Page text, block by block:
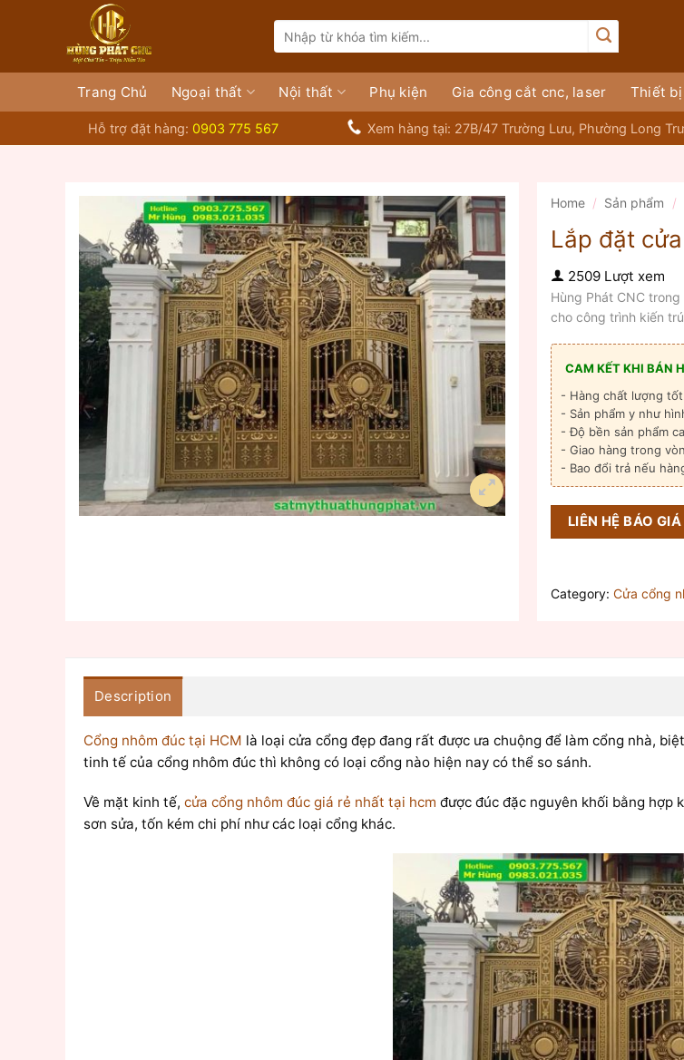
dung
for:
Trang Chủ Ngoại thất Nội thất Phụ kiện Gia công cắt cnc, laser Thiết
Hỗ trợ đặt hàng: 0903 775 567 Xem hàng tại: 27B/47 Trường Lưu, Phường Long
Home / Sản phẩm /
Lắp đặt
2509 Lượt xem
Hùng Phát CNC
cho công trình kiến
CAM KẾT KHI BÁN
- Hàng chất lượng
- Sản phẩm y như
- Độ bền sản phẩm
- Giao hàng trong
- Bao đổi trả nếu
LIÊN HỆ BÁO GIÁ
Category: Cửa cổng
Description
Cổng nhôm đúc tại HCM là loại cửa cổng đẹp đang rất được ưa chuộng để làm cổng nhà,
tinh tế của cổng nhôm đúc thì không có loại cổng nào hiện nay có thể so sánh.
Về mặt kinh tế, cửa cổng nhôm đúc giá rẻ nhất tại hcm được đúc đặc nguyên khối bằng hợp
sơn sửa, tốn kém chi phí như các loại cổng khác.